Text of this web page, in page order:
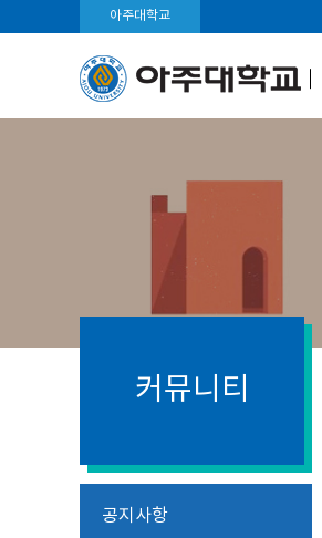
아주대학교
커뮤니티
공지사항